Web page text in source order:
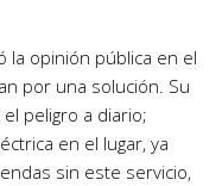
la opinión pública en el
por una solución. Su
peligro a diario;
en el lugar, ya
sin este servicio,